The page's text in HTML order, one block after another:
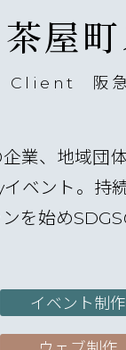
茶屋
Client 阪
業、地域団
イベント。持
を始め
イベント制作